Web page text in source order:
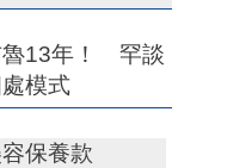
魯13年！ 罕談
模式
保養款